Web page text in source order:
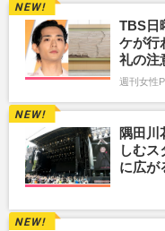
TBS日
ケが行
礼の注
週刊女性
隅田川
しむ
に広が